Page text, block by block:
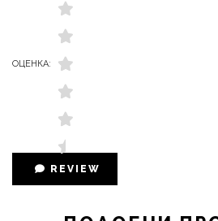
ОЦЕНКА:
REVIEW